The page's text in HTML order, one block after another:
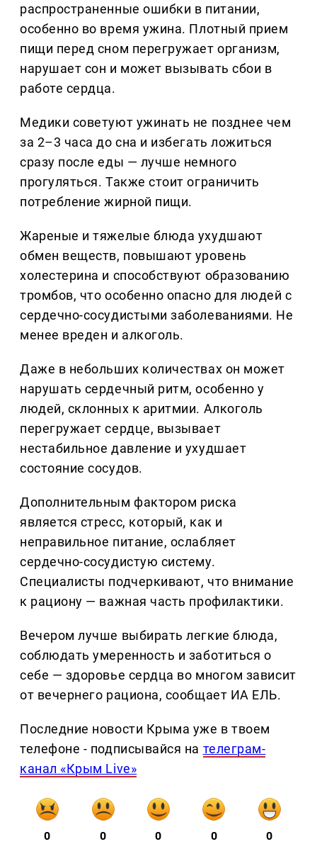
распространенные ошибки в питании,
особенно во время ужина. Плотный прием
пищи перед сном перегружает организм,
нарушает сон и может вызывать сбои в
работе сердца.
Медики советуют ужинать не позднее чем
за 2–3 часа до сна и избегать ложиться
сразу после еды — лучше немного
прогуляться. Также стоит ограничить
потребление жирной пищи.
Жареные и тяжелые блюда ухудшают
обмен веществ, повышают уровень
холестерина и способствуют образованию
тромбов, что особенно опасно для людей с
сердечно-сосудистыми заболеваниями. Не
менее вреден и алкоголь.
Даже в небольших количествах он может
нарушать сердечный ритм, особенно у
людей, склонных к аритмии. Алкоголь
перегружает сердце, вызывает
нестабильное давление и ухудшает
состояние сосудов.
Дополнительным фактором риска
является стресс, который, как и
неправильное питание, ослабляет
сердечно-сосудистую систему.
Специалисты подчеркивают, что внимание
к рациону — важная часть профилактики.
Вечером лучше выбирать легкие блюда,
соблюдать умеренность и заботиться о
себе — здоровье сердца во многом зависит
от вечернего рациона, сообщает ИА ЕЛЬ.
Последние новости Крыма уже в твоем
телефоне - подписывайся на телеграм-
канал «Крым Live»
0 0 0 0 0